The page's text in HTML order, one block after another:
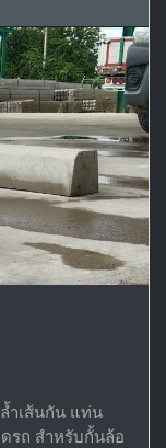
ำเส้นกัน แท่น
รถ สำหรับกั้นล้อ